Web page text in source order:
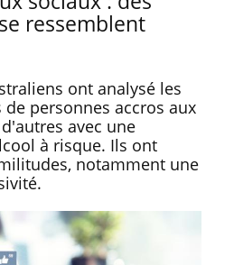
ressemblent
ont analysé les
personnes accros aux
avec une
à risque. Ils ont
notamment une